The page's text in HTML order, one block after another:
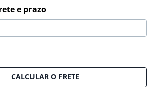
CALCULAR O FRETE